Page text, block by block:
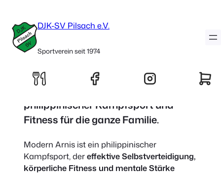
DJK-SV Pilsach e.V.
Sportverein seit 1974
Modern Arnis
Modern Arnis – Effektive
Selbstverteidigung
philippinischer Kampfsportund
Fitnessfür die ganze Familie.
Modern Arnis ist ein philippinischer
Kampfsport, dereffektive Selbstverteidigung,
körperliche Fitness und mentale Stärke